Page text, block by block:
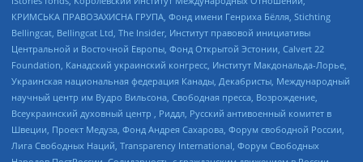
КРИМСЬКА ПРАВОЗАХИСНА ГРУПА, Фонд имени Генриха Бёлля, Stichting
Bellingcat, Bellingcat Ltd, The Insider, Институт правовой инициативы
Центральной и Восточной Европы, Фонд Открытой Эстонии, Calvert 22
Foundation, Канадский украинский конгресс, Институт Макдональда-Лорье,
Украинская национальная федерация Канады, Декабристы, Международный
научный центр им Вудро Вильсона, Свободная пресса, Возрождение,
Всеукраинский духовный центр , Риддл, Русский антивоенный комитет в
Швеции, Проект Медуза, Фонд Андрея Сахарова, Форум свободной России,
Лига Свободных Наций, Transparеncy International, Форум Свободных